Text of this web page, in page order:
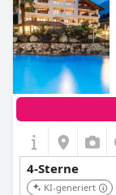
4-Sterne
KI-generiert